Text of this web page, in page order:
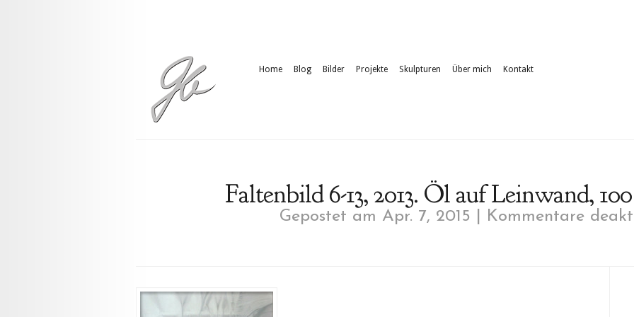
Home Blog Bilder Projekte Skulpturen Über mich Kontakt
Faltenbild 6-13, 2013. Öl auf Leinwand,
Gepostet am Apr. 7, 2015 | Kommentare